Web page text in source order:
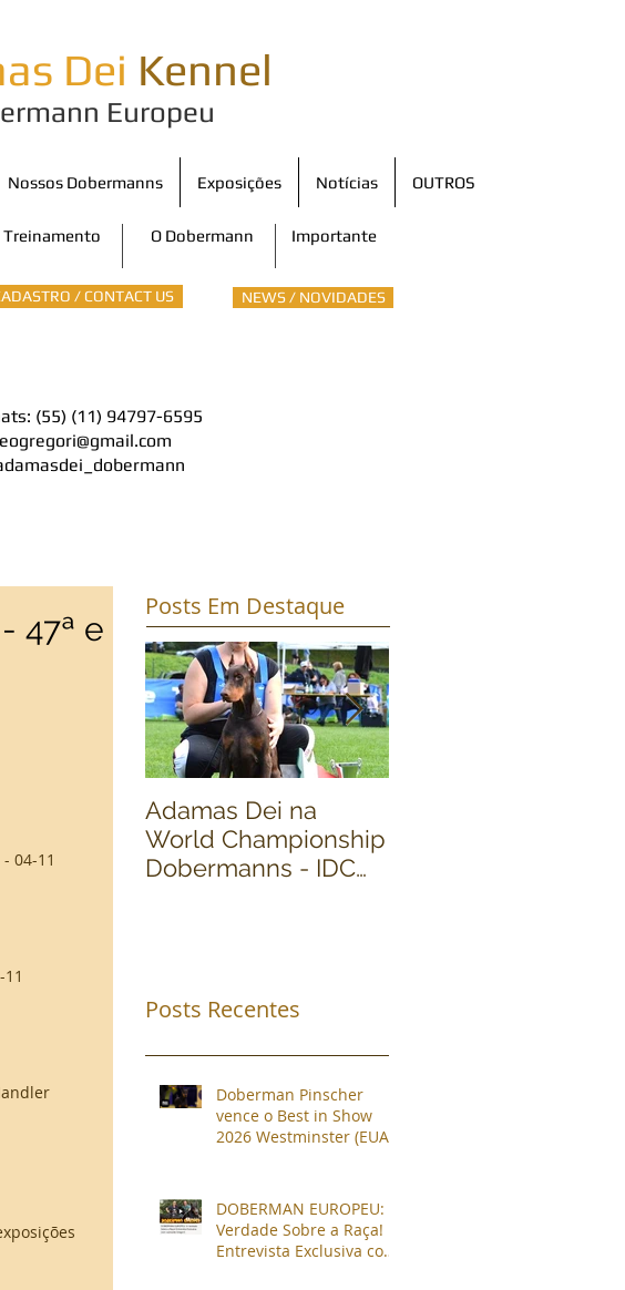
Dei Kennel
Europeu
Nossos Dobermanns Exposições Notícias OUTROS
NEWS / NOVIDADES
/ CONTACT US
Importante
Treinamento O Dobermann
(55) (11) 94797-6595
47ª e
- 04-11
11
Posts Em Destaque
Adamas Dei na
World Championship
Dobermanns - IDC
Posts Recentes
Doberman Pinscher
vence o Best in Show
2026 Westminster (EUA) !
DOBERMAN EUROPEU: A
Verdade Sobre a Raça!
Entrevista Exclusiva com